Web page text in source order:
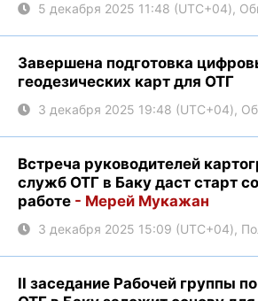
5 декабря 2025 11:48 (UTC+04),
Завершена подготовка
геодезических карт для ОТГ
3 декабря 2025 19:48 (UTC+04),
Встреча руководителей
служб ОТГ в Баку даст старт
работе - Мерей Мукажан
3 декабря 2025 15:09 (UTC+04),
II заседание Рабочей группы